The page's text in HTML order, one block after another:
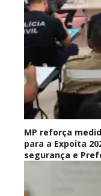
MP reforça
para a Expoita
segurança e